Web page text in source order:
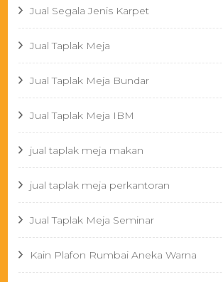
Jual Segala Jenis Karpet
Jual Taplak Meja
Jual Taplak Meja Bundar
Jual Taplak Meja IBM
jual taplak meja makan
jual taplak meja perkantoran
Jual Taplak Meja Seminar
Kain Plafon Rumbai Aneka Warna